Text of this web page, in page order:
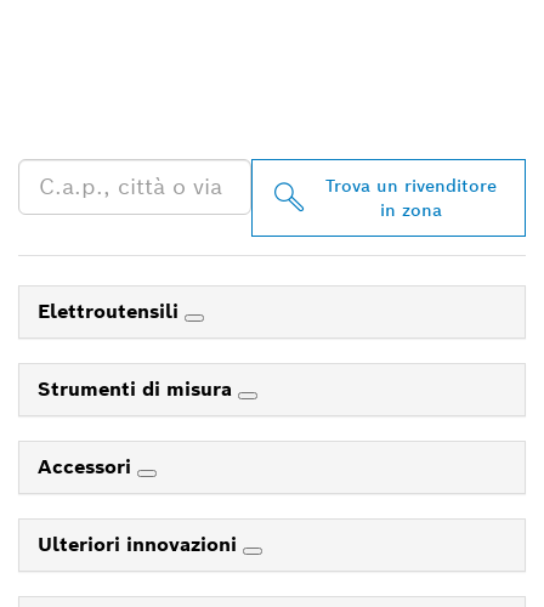
Trova un rivenditore
in zona
Elettroutensili
Strumenti di misura
Accessori
Ulteriori innovazioni